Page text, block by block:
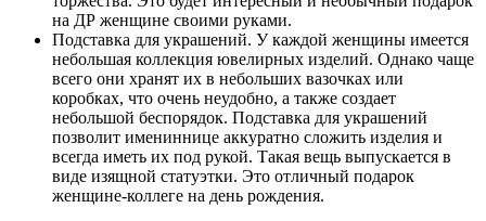
на ДР женщине своими руками.
Подставка для украшений. У каждой женщины имеется
небольшая коллекция ювелирных изделий. Однако чаще
всего они хранят их в небольших вазочках или
коробках, что очень неудобно, а также создает
небольшой беспорядок. Подставка для украшений
позволит имениннице аккуратно сложить изделия и
всегда иметь их под рукой. Такая вещь выпускается в
виде изящной статуэтки. Это отличный подарок
женщине-коллеге на день рождения.